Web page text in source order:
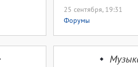
25 сентября, 19:31
Форумы